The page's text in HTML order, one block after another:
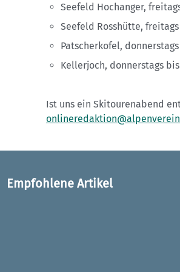
Seefeld Hochanger,
Seefeld Rosshütte, freitags
Patscherkofel,
Kellerjoch, donnerstags
Ist uns ein Skitourenabend
Empfohlene Artikel